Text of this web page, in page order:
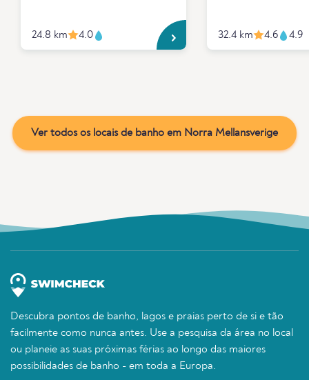
24.8 km 4.0 32.4 km 4.6 4.9
Ver todos os locais de banho em Norra Mellansverige
Descubra pontos de banho, lagos e praias perto de si e tão
facilmente como nunca antes. Use a pesquisa da área no local
ou planeie as suas próximas férias ao longo das maiores
possibilidades de banho - em toda a Europa.